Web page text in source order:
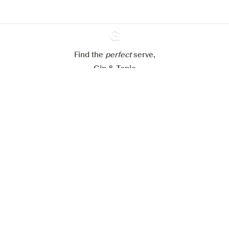
Ginventory
Find the perfectserve,
Gin & Tonic
Alle Cookies akzeptieren